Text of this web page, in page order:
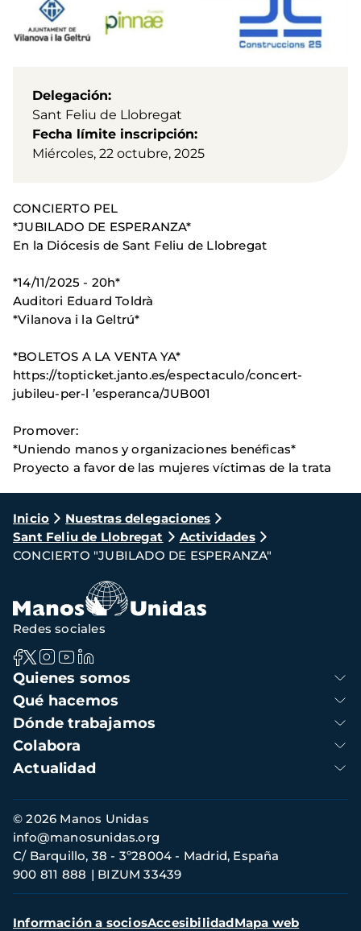
Delegación
Sant Feliu de Llobregat
Fecha límite inscripción
Miércoles, 22 octubre, 2025
CONCIERTO PEL
*JUBILADO DE ESPERANZA*
En la Diócesis de Sant Feliu de Llobregat
*14/11/2025 - 20h*
Auditori Eduard Toldrà
*Vilanova i la Geltrú*
*BOLETOS A LA VENTA YA*
https://topticket.janto.es/espectaculo/concert-
jubileu-per-l ’esperanca/JUB001
Promover:
*Uniendo manos y organizaciones benéficas*
Proyecto a favor de las mujeres víctimas de la trata
Ruta
de
navegación
Inicio
Nuestras delegaciones
Sant Feliu de Llobregat
Actividades
CONCIERTO "JUBILADO DE ESPERANZA"
Navegación
principal
Quienes somos
Qué hacemos
Dónde trabajamos
Colabora
Actualidad
Redes sociales
Información
de
contacto
© 2026 Manos Unidas
C/ Barquillo, 38 - 3º28004 - Madrid, España
900 811 888
BIZUM 33439
info@manosunidas.org
Menú
Información a sociosAccesibilidadMapa web